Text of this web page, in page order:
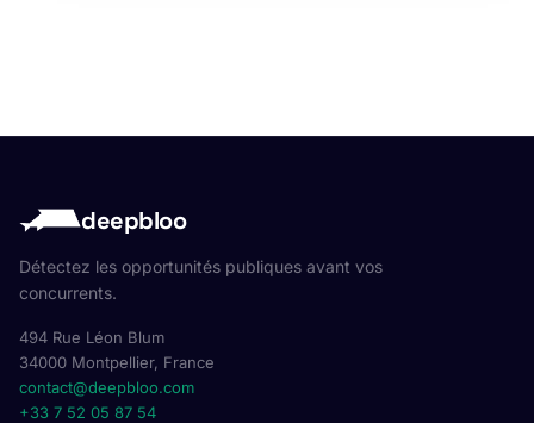
deepbloo
Détectez les opportunités publiques avant vos
concurrents.
494 Rue Léon Blum
34000 Montpellier, France
contact@deepbloo.com
+33 7 52 05 87 54